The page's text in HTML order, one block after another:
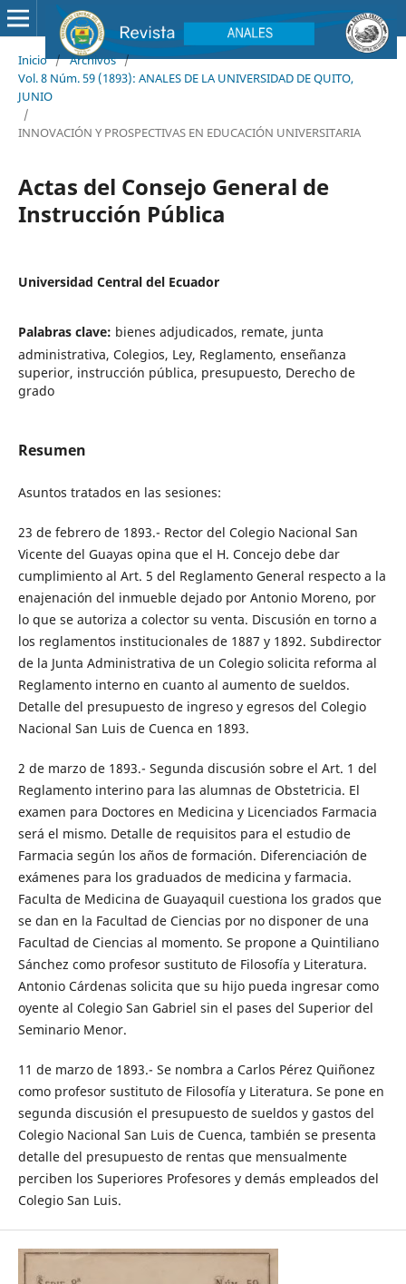
Inicio / Archivos /
Vol. 8 Núm. 59 (1893): ANALES DE LA UNIVERSIDAD DE QUITO,
JUNIO
/
INNOVACIÓN Y PROSPECTIVAS EN EDUCACIÓN UNIVERSITARIA
Actas del Consejo General de
Instrucción Pública
Universidad Central del Ecuador
Palabras clave: bienes adjudicados, remate, junta
administrativa, Colegios, Ley, Reglamento, enseñanza
superior, instrucción pública, presupuesto, Derecho de
grado
Resumen
Asuntos tratados en las sesiones:
23 de febrero de 1893.- Rector del Colegio Nacional San
Vicente del Guayas opina que el H. Concejo debe dar
cumplimiento al Art. 5 del Reglamento General respecto a la
enajenación del inmueble dejado por Antonio Moreno, por
lo que se autoriza a colector su venta. Discusión en torno a
los reglamentos institucionales de 1887 y 1892. Subdirector
de la Junta Administrativa de un Colegio solicita reforma al
Reglamento interno en cuanto al aumento de sueldos.
Detalle del presupuesto de ingreso y egresos del Colegio
Nacional San Luis de Cuenca en 1893.
2 de marzo de 1893.- Segunda discusión sobre el Art. 1 del
Reglamento interino para las alumnas de Obstetricia. El
examen para Doctores en Medicina y Licenciados Farmacia
será el mismo. Detalle de requisitos para el estudio de
Farmacia según los años de formación. Diferenciación de
exámenes para los graduados de medicina y farmacia.
Faculta de Medicina de Guayaquil cuestiona los grados que
se dan en la Facultad de Ciencias por no disponer de una
Facultad de Ciencias al momento. Se propone a Quintiliano
Sánchez como profesor sustituto de Filosofía y Literatura.
Antonio Cárdenas solicita que su hijo pueda ingresar como
oyente al Colegio San Gabriel sin el pases del Superior del
Seminario Menor.
11 de marzo de 1893.- Se nombra a Carlos Pérez Quiñonez
como profesor sustituto de Filosofía y Literatura. Se pone en
segunda discusión el presupuesto de sueldos y gastos del
Colegio Nacional San Luis de Cuenca, también se presenta
detalle del presupuesto de rentas que mensualmente
perciben los Superiores Profesores y demás empleados del
Colegio San Luis.